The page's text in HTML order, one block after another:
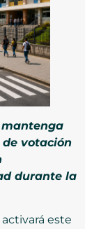
de votación
durante la
este